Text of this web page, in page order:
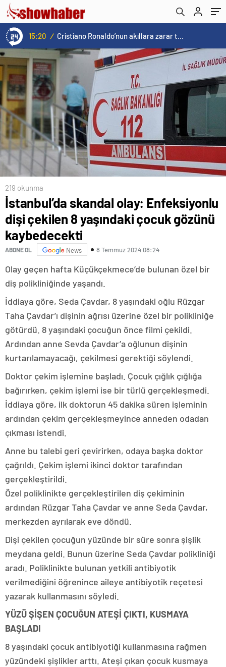
15:20 / Cristiano Ronaldo’nun akıllara zarar tüm kariyerinin istatistiğini çıkardık !
219 okunma
İstanbul’da skandal olay: Enfeksiyonlu
dişi çekilen 8 yaşındaki çocuk gözünü
kaybedecekti
ABONE OL News 8 Temmuz 2024 08:24
Olay geçen hafta Küçükçekmece’de bulunan özel bir
diş polikliniğinde yaşandı.
İddiaya göre, Seda Çavdar, 8 yaşındaki oğlu Rüzgar
Taha Çavdar’ı dişinin ağrısı üzerine özel bir polikliniğe
götürdü. 8 yaşındaki çocuğun önce filmi çekildi.
Ardından anne Sevda Çavdar’a oğlunun dişinin
kurtarılamayacağı, çekilmesi gerektiği söylendi.
Doktor çekim işlemine başladı. Çocuk çığlık çığlığa
bağırırken, çekim işlemi ise bir türlü gerçekleşmedi.
İddiaya göre, ilk doktorun 45 dakika süren işleminin
ardından çekim gerçekleşmeyince anneden odadan
çıkması istendi.
Anne bu talebi geri çevirirken, odaya başka doktor
çağrıldı. Çekim işlemi ikinci doktor tarafından
gerçekleştirildi.
Özel poliklinikte gerçekleştirilen diş çekiminin
ardından Rüzgar Taha Çavdar ve anne Seda Çavdar,
merkezden ayrılarak eve döndü.
Dişi çekilen çocuğun yüzünde bir süre sonra şişlik
meydana geldi. Bunun üzerine Seda Çavdar polikliniği
aradı. Poliklinikte bulunan yetkili antibiyotik
verilmediğini öğrenince aileye antibiyotik reçetesi
yazarak kullanmasını söyledi.
YÜZÜ ŞİŞEN ÇOCUĞUN ATEŞİ ÇIKTI, KUSMAYA
BAŞLADI
8 yaşındaki çocuk antibiyotiği kullanmasına rağmen
yüzündeki şişlikler arttı. Ateşi çıkan çocuk kusmaya